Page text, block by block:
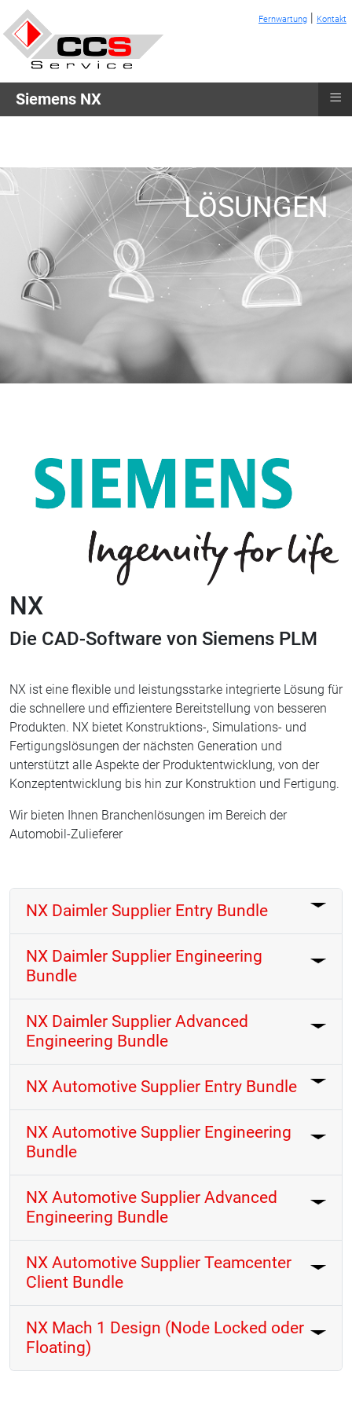
Fernwartung | Kontakt
Siemens NX ≡
LÖSUNGEN
NX
Die CAD-Software von Siemens PLM
NX ist eine flexible und leistungsstarke integrierte Lösung für
die schnellere und effizientere Bereitstellung von besseren
Produkten. NX bietet Konstruktions-, Simulations- und
Fertigungslösungen der nächsten Generation und
unterstützt alle Aspekte der Produktentwicklung, von der
Konzeptentwicklung bis hin zur Konstruktion und Fertigung.
Wir bieten Ihnen Branchenlösungen im Bereich der
Automobil-Zulieferer
NX Daimler Supplier Entry Bundle
NX Daimler Supplier Engineering
Bundle
NX Daimler Supplier Advanced
Engineering Bundle
NX Automotive Supplier Entry Bundle
NX Automotive Supplier Engineering
Bundle
NX Automotive Supplier Advanced
Engineering Bundle
NX Automotive Supplier Teamcenter
Client Bundle
NX Mach 1 Design (Node Locked oder
Floating)